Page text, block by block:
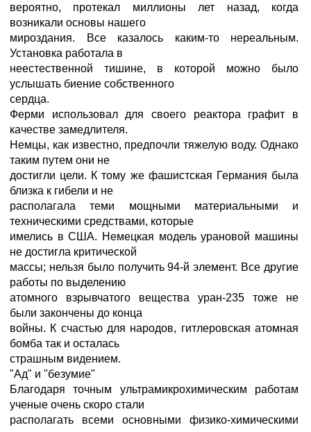
вероятно, протекал миллионы лет назад, когда
возникали основы нашего
мироздания. Все казалось каким-то нереальным.
Установка работала в
неестественной тишине, в которой можно было
услышать биение собственного
сердца.
Ферми использовал для своего реактора графит в
качестве замедлителя.
Немцы, как известно, предпочли тяжелую воду. Однако
таким путем они не
достигли цели. К тому же фашистская Германия была
близка к гибели и не
располагала теми мощными материальными и
техническими средствами, которые
имелись в США. Немецкая модель урановой машины
не достигла критической
массы; нельзя было получить 94-й элемент. Все другие
работы по выделению
атомного взрывчатого вещества уран-235 тоже не
были закончены до конца
войны. К счастью для народов, гитлеровская атомная
бомба так и осталась
страшным видением.
"Ад" и "безумие"
Благодаря точным ультрамикрохимическим работам
ученые очень скоро стали
располагать всеми основными физико-химическими